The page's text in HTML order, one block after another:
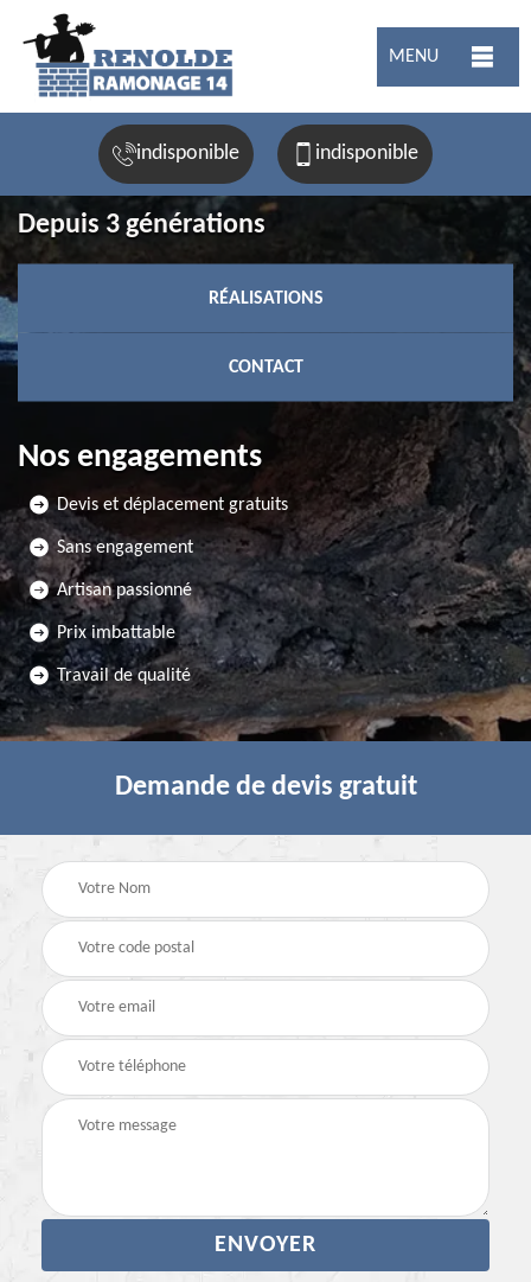
MENU
indisponible indisponible
Depuis 3 générations
RÉALISATIONS
CONTACT
Nos engagements
Devis et déplacement gratuits
Sans engagement
Artisan passionné
Prix imbattable
Travail de qualité
Demande de devis gratuit